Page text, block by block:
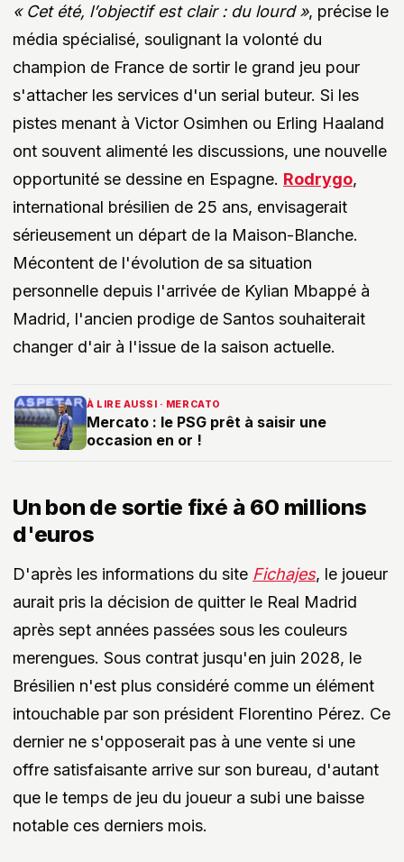
« Cet été, l’objectif est clair : du lourd », précise le
média spécialisé, soulignant la volonté du
champion de France de sortir le grand jeu pour
s'attacher les services d'un serial buteur. Si les
pistes menant à Victor Osimhen ou Erling Haaland
ont souvent alimenté les discussions, une nouvelle
opportunité se dessine en Espagne. Rodrygo,
international brésilien de 25 ans, envisagerait
sérieusement un départ de la Maison-Blanche.
Mécontent de l'évolution de sa situation
personnelle depuis l'arrivée de Kylian Mbappé à
Madrid, l'ancien prodige de Santos souhaiterait
changer d'air à l'issue de la saison actuelle.
À LIRE AUSSI · MERCATO
Mercato : le PSG prêt à saisir une
occasion en or !
Un bon de sortie fixé à 60 millions
d'euros
D'après les informations du site Fichajes, le joueur
aurait pris la décision de quitter le Real Madrid
après sept années passées sous les couleurs
merengues. Sous contrat jusqu'en juin 2028, le
Brésilien n'est plus considéré comme un élément
intouchable par son président Florentino Pérez. Ce
dernier ne s'opposerait pas à une vente si une
offre satisfaisante arrive sur son bureau, d'autant
que le temps de jeu du joueur a subi une baisse
notable ces derniers mois.